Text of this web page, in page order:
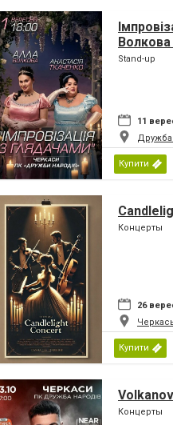
Волкова
Stand-up
11
Дружба
Купити
Концерты
26
Купити
Volkanov
Концерты